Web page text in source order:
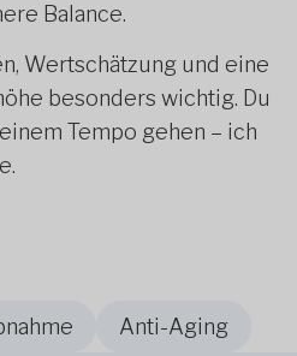
Balance.
Wertschätzung und eine
besonders wichtig. Du
Tempo gehen – ich
Anti-Aging